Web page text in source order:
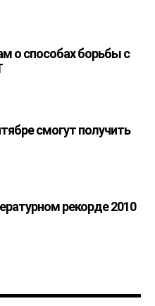
о способах борьбы с
смогут получить
рекорде 2010